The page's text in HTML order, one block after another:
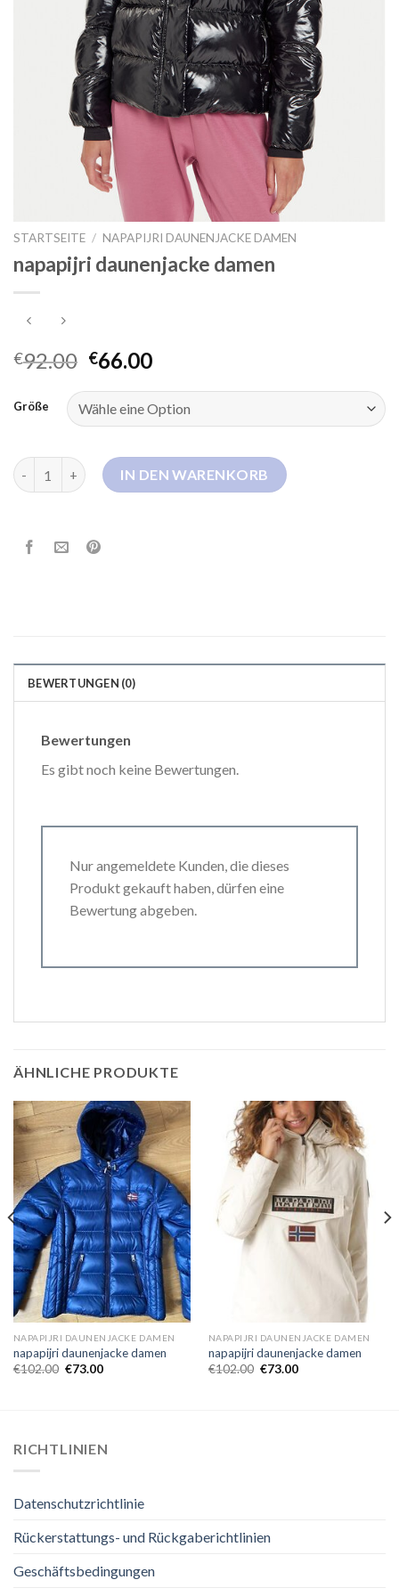
STARTSEITE / NAPAPIJRI DAUNENJACKE DAMEN
napapijri daunenjacke damen
€92.00 €66.00
Größe
napapijri daunenjacke damen Menge
IN DEN WARENKORB
BEWERTUNGEN (0)
Bewertungen
Es gibt noch keine Bewertungen.
Nur angemeldete Kunden, die dieses
Produkt gekauft haben, dürfen eine
Bewertung abgeben.
ÄHNLICHE PRODUKTE
NAPAPIJRI DAUNENJACKE DAMEN
napapijri daunenjacke damen
€102.00 €73.00
NAPAPIJRI DAUNENJACKE DAMEN
napapijri daunenjacke damen
€102.00 €73.00
RICHTLINIEN
Datenschutzrichtlinie
Rückerstattungs- und Rückgaberichtlinien
Geschäftsbedingungen